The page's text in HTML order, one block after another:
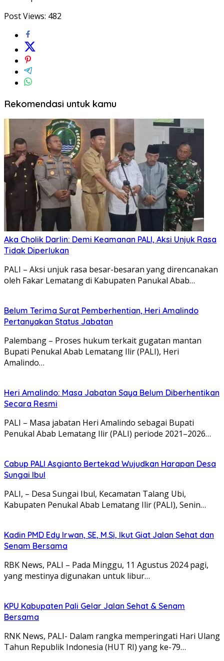
Post Views: 482
Rekomendasi untuk kamu
Aka Cholik Darlin: Demi Keamanan PALI, Aksi Unjuk Rasa
Tidak Diperlukan
PALI – Aksi unjuk rasa besar-besaran yang direncanakan
oleh Fakar Lematang di Kabupaten Panukal Abab…
Belum Terima Surat Pemberhentian, Heri Amalindo
Pertanyakan Status Jabatan
Palembang – Proses hukum terkait gugatan mantan
Bupati Penukal Abab Lematang Ilir (PALI), Heri
Amalindo…
Heri Amalindo: Masa Jabatan Saya Belum Diberhentikan
Secara Resmi
PALI – Masa jabatan Heri Amalindo sebagai Bupati
Penukal Abab Lematang Ilir (PALI) periode 2021–2026…
Cabup PALI Asgianto Bertekad Wujudkan Harapan Desa
Sungai Ibul
PALI, – Desa Sungai Ibul, Kecamatan Talang Ubi,
Kabupaten Penukal Abab Lematang Ilir (PALI), Senin…
Kadin PMD Edy Irwan, SE, M.Si, Ikut Giat Jalan Sehat dan
Senam Bersama
RBK News, PALI – Pada Minggu, 11 Agustus 2024 pagi,
yang mestinya digunakan untuk libur…
KPU Kabupaten Pali Gelar Jalan Sehat & Senam
Bersama
RNK News, PALI- Dalam rangka memperingati Hari Ulang
Tahun Republik Indonesia (HUT RI) yang ke-79…